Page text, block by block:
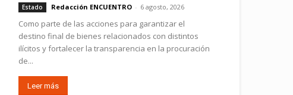
Estado Redacción ENCUENTRO - 6 agosto, 2026
Como parte de las acciones para garantizar el
destino final de bienes relacionados con distintos
ilícitos y fortalecer la transparencia en la procuración
de...
Leer más